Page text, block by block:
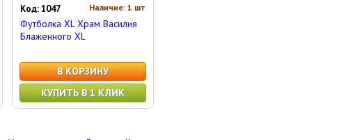
Наличие: 1 шт
Код: 1047
Футболка XL Храм Василия
Блаженного XL
В КОРЗИНУ
КУПИТЬ В 1 КЛИК